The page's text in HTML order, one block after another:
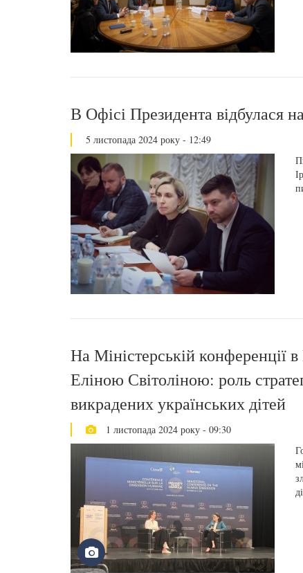
В Офісі Президента відбулася
5 листопада 2024 року - 12:49
На Міністерській конференції
Еліною Світоліною: роль
викрадених українських дітей
1 листопада 2024 року - 09:30